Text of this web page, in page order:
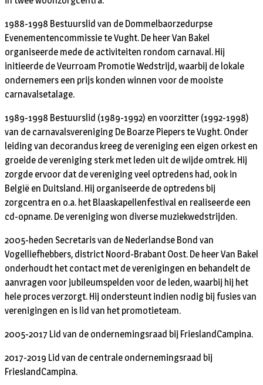
1988-1998 Bestuurslid van de Dommelbaorzedurpse
Evenementencommissie te Vught. De heer Van Bakel
organiseerde mede de activiteiten rondom carnaval. Hij
initieerde de Veurroam Promotie Wedstrijd, waarbij de lokale
ondernemers een prijs konden winnen voor de mooiste
carnavalsetalage.
1989-1998 Bestuurslid (1989-1992) en voorzitter (1992-1998)
van de carnavalsvereniging De Boarze Piepers te Vught. Onder
leiding van decorandus kreeg de vereniging een eigen orkest en
groeide de vereniging sterk met leden uit de wijde omtrek. Hij
zorgde ervoor dat de vereniging veel optredens had, ook in
België en Duitsland. Hij organiseerde de optredens bij
zorgcentra en o.a. het Blaaskapellenfestival en realiseerde een
cd-opname. De vereniging won diverse muziekwedstrijden.
2005-heden Secretaris van de Nederlandse Bond van
Vogelliefhebbers, district Noord-Brabant Oost. De heer Van Bakel
onderhoudt het contact met de verenigingen en behandelt de
aanvragen voor jubileumspelden voor de leden, waarbij hij het
hele proces verzorgt. Hij ondersteunt indien nodig bij fusies van
verenigingen en is lid van het promotieteam.
2005-2017 Lid van de ondernemingsraad bij FrieslandCampina.
2017-2019 Lid van de centrale ondernemingsraad bij
FrieslandCampina.